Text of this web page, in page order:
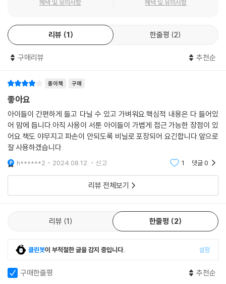
혜택 및 유의사항 혜택 및 유의사항
리뷰 1 한줄평 2
구매리뷰 추천순
종이책 구매
좋아요
아이들이 간편하게 들고 다닐 수 있고 가벼워요.핵심적 내용은 다 들어있
어 맘에 듭니다.아직 사용이 서툰 아이들이 가볍게 접근 가능한 장점이 있
어요.책도 야무지고 파손이 안되도록 비닐로 포장되어 요긴합니다.앞으로
잘 사용하겠습니다.
h******2 2024.08.12. 신고 1 댓글0
리뷰 전체보기
리뷰 1 한줄평 2
클린봇이 부적절한 글을 감지 중입니다. 설정
구매한줄평 추천순